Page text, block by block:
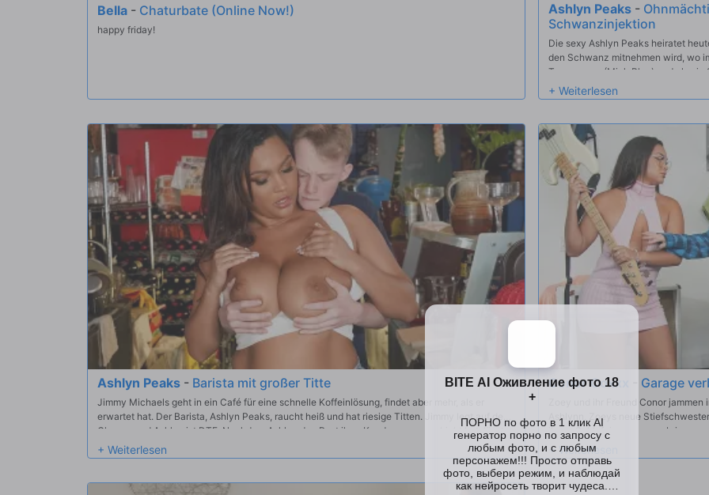
Bella - Chaturbate (Online Now!)
happy friday!
Ashlyn Peaks -
Schwanzinjektion
Die sexy Ashlyn Peaks heiratet
den Schwanz mitnehmen wird, wo
Trauzeugen (Mick Blue) und als ein
nachdem sie ohnmächtig
erwischt, wie sie von Hollywood
Jawort gibt!
Ashlyn Peaks - Barista mit großer Titte
Jimmy Michaels geht in ein Café für eine schnelle Koffeinlösung, findet aber mehr, als er
erwartet hat. Der Barista, Ashlyn Peaks, raucht heiß und hat riesige Titten. Jimmy legt auf den
Charme und Ashlyn ist DTF. Nachdem Ashlyn den Rest ihrer Kunden weggeschickt hat, lässt
sie Jimmy hinter den Tresen kommen, um ihr einen guten Schwanz und ein Gesicht voller
Sperma zu geben.
Conor Coxxx Garage
Zoey und ihr Freund Conor
Ashlynn, Zoeys neue
ihrem Schlafzimmer zu verbringen,
Ashlynn versucht, mit Zoey zu
argumentieren, also entwirft
abzulenken, indem sie ihre
ein Mädchenkampf aus, der zu